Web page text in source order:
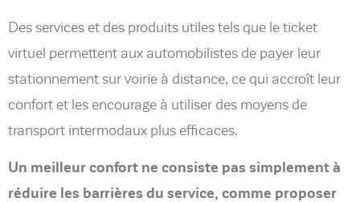
Des services et des produits utiles tels que le ticket
virtuel permettent aux automobilistes de payer leur
stationnement sur voirie à distance, ce qui accroît leur
confort et les encourage à utiliser des moyens de
transport intermodaux plus efficaces.
Un meilleur confort ne consiste pas simplement à
réduire les barrières du service, comme proposer